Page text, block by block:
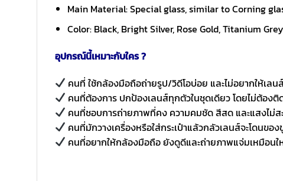
Main Material: Special glass, similar to Corning
Color: Black, Bright Silver, Rose Gold, Titanium Grey
อุปกรณ์นี้เหมาะกับใคร ?
คนที่ ใช้กล้องมือถือถ่ายรูป/วิดีโอบ่อย และไม่อยากให้เลน
คนที่ต้องการ ปกป้องเลนส์ทุกตัวในชุดเดียว โดยไม่ต้อง
คนที่ชอบการถ่ายภาพที่คง ความคมชัด สีสด และแสงไม่
คนที่มักวางเครื่องหรือใส่กระเป๋าแล้วกลัวเลนส์จะโดนขอ
คนที่อยากให้กล้องมือถือ ยังดูดีและถ่ายภาพแจ่มเหมือน